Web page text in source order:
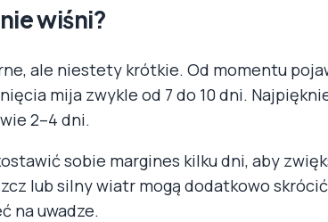
wiśni?
ale niestety krótkie. Od momentu
mija zwykle od 7 do 10 dni.
2–4 dni.
sobie margines kilku dni, aby
lub silny wiatr mogą dodatkowo
na uwadze.